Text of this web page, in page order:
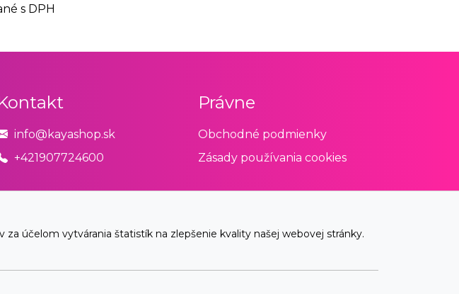
s DPH
účelom vytvárania štatistík na zlepšenie kvality našej webovej stránky.
info@kayashop.sk
+421907724600
Právne
Obchodné podmienky
Zásady používania cookies